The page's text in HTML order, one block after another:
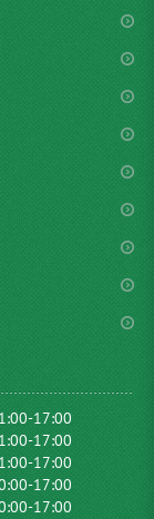
17:00
17:00
17:00
17:00
17:00